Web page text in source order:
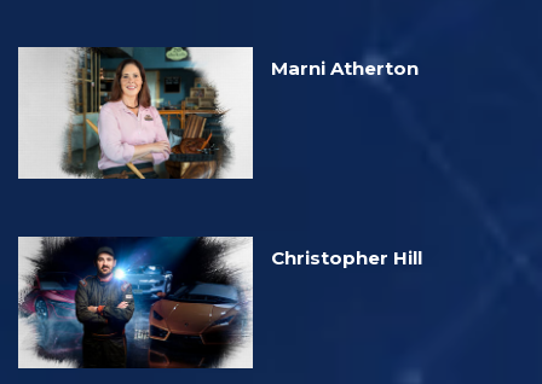
Marni Atherton
Christopher Hill